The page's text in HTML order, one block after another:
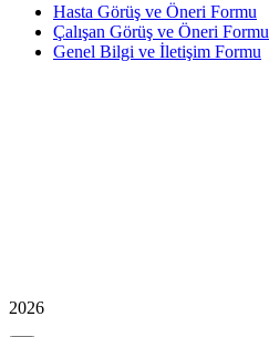
Hasta Görüş ve Öneri Formu
Çalışan Görüş ve Öneri Formu
Genel Bilgi ve İletişim Formu
2026